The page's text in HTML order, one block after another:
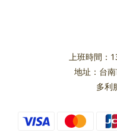
上班時間：
地址：台
多利